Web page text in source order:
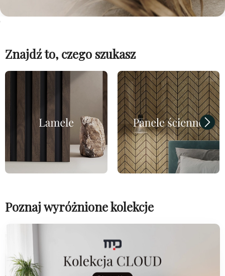
Znajdź to, czego szukasz
Poznaj wyróżnione kolekcje